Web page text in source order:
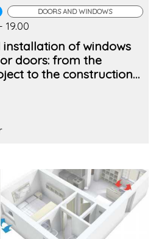
DOORS AND WINDOWS
19.00
of windows
doors: from the
to the construction